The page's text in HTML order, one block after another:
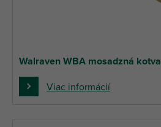
Walraven WBA mosadzná kotva
Viac informácií